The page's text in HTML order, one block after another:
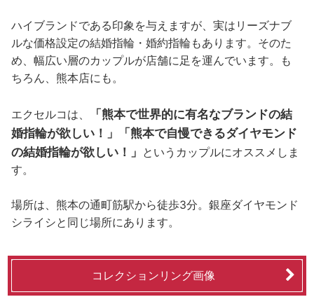
ハイブランドである印象を与えますが、実はリーズナブ
ルな価格設定の結婚指輪・婚約指輪もあります。そのた
め、幅広い層のカップルが店舗に足を運んでいます。も
ちろん、熊本店にも。
エクセルコは、
「熊本で世界的に有名なブランドの結
婚指輪が欲しい！」「熊本で自慢できるダイヤモンド
の結婚指輪が欲しい！」 というカップルにオススメしま
す。
場所は、熊本の通町筋駅から徒歩3分。銀座ダイヤモンド
シライシと同じ場所にあります。
コレクションリング画像